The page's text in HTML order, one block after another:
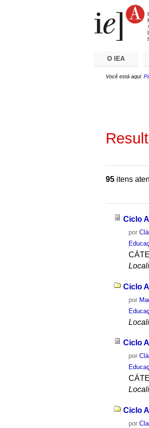
O IEA
Você está aqui:
95 itens
Ciclo
por
Ciclo
por
Ciclo
por
Ciclo
por